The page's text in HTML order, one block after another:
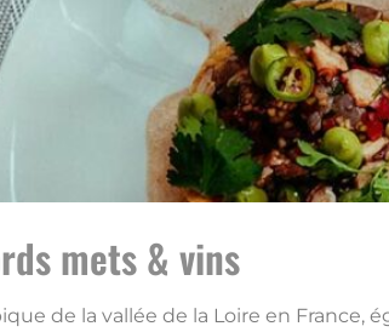
mets & vins
de la vallée de la Loire en